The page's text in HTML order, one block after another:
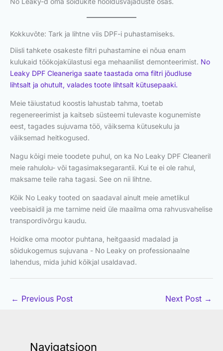
Kokkuvõte: Tark ja lihtne viis DPF-i puhastamiseks.
Diisli tahkete osakeste filtri puhastamine ei nõua enam
kulukaid töökojakülastusi ega mehaanilist demonteerimist. No
Leaky DPF Cleaneriga saate taastada oma filtri jõudluse
lihtsalt ja ohutult, valades toote lihtsalt kütusepaaki.
Meie täiustatud koostis lahustab tahma, toetab
regenereerimist ja kaitseb süsteemi tulevaste kogunemiste
eest, tagades sujuvama töö, väiksema kütusekulu ja
väiksemad heitkogused.
Nagu kõigi meie toodete puhul, on ka No Leaky DPF Cleaneril
meie rahulolu- või tagasimaksegarantii. Kui te ei ole rahul,
maksame teile raha tagasi. See on nii lihtne.
Kõik No Leaky tooted on saadaval ainult meie ametlikul
veebisaidil ja me tarnime neid üle maailma oma rahvusvahelise
transpordivõrgu kaudu.
Hoidke oma mootor puhtana, heitgaasid madalad ja
sõidukogemus sujuvana - No Leaky on professionaalne
lahendus, mida juhid kõikjal usaldavad.
← Previous Post Next Post →
Navigatsioon